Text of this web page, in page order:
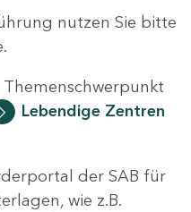
nutzen Sie bitte
Lebendige Zentren
der SAB für
wie z.B.